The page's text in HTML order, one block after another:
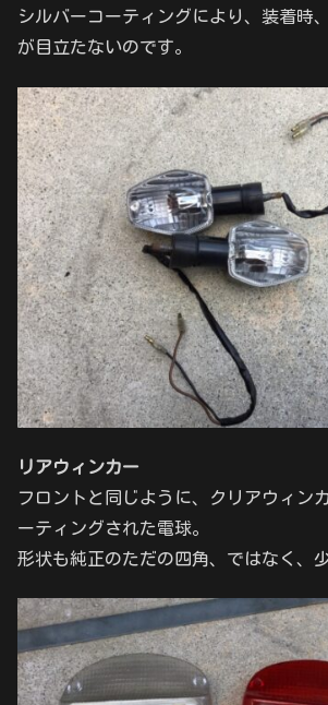
シルバーコーティングにより、装着時
が目立たないのです。
リアウィンカー
フロントと同じように、クリアウィン
ーティングされた電球。
形状も純正のただの四角、ではなく、